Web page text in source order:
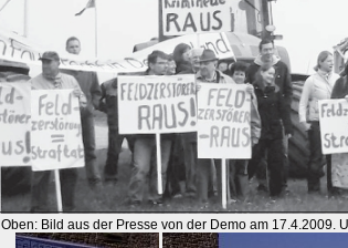
Oben: Bild aus der Presse von der Demo am 17.4.2009.